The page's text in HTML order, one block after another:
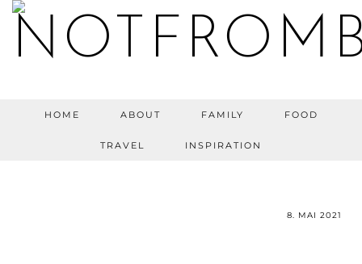
HOME ABOUT FAMILY FOOD
TRAVEL INSPIRATION
8. MAI 2021